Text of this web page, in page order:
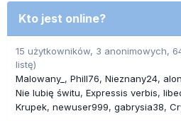
Kto jest online?
15 użytkowników, 3 anonimowych,
listę)
Malowany_
Phill76 Nieznany24
Nie lubię świtu Expressis verbis
Krupek newuser999 gabrysia38